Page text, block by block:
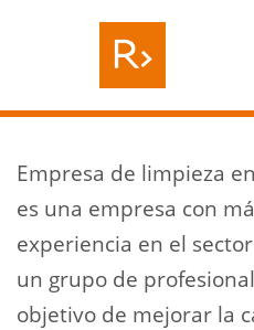
Empresa de limpieza
es una empresa con
experiencia en el
un grupo de
objetivo de mejorar la